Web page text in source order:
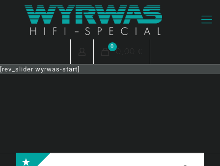
0 0,00 €
[rev_slider wyrwas-start]